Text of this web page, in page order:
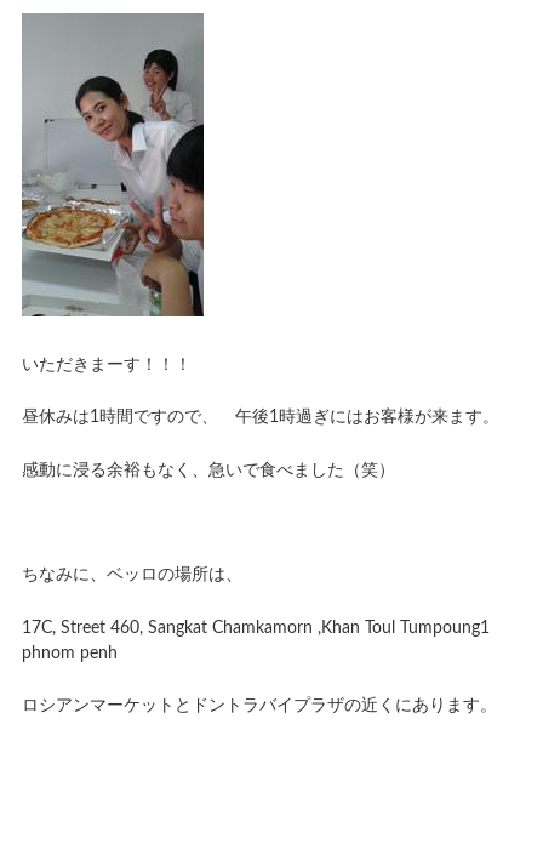
いただきまーす！！！
昼休みは1時間ですので、 午後1時過ぎにはお客様が来ます。
感動に浸る余裕もなく、急いで食べました（笑）
ちなみに、ベッロの場所は、
17C, Street 460, Sangkat Chamkamorn ,Khan Toul Tumpoung1
phnom penh
ロシアンマーケットとドントラバイプラザの近くにあります。